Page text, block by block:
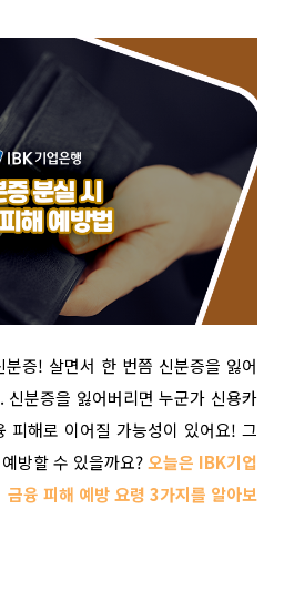
증! 살면서 한 번쯤 신분증을 잃어
신분증을 잃어버리면 누군가 신용카
피해로 이어질 가능성이 있어요! 그
방할 수 있을까요?오늘은 IBK기업
융 피해 예방 요령 3가지를 알아보